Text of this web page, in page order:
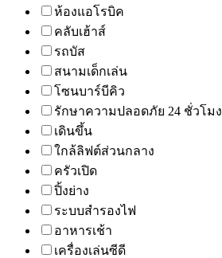
ห้องแอโรบิค
คลับเฮ้าส์
รถบัส
สนามเด็กเล่น
โซนบาร์บีคิว
รักษาความปลอดภัย 24 ชั่วโมง
เดินขึ้น
ใกล้ลิฟต์ส่วนกลาง
ครัวเปิด
ปิ้งย่าง
ระบบสำรองไฟ
อาหารเช้า
เครื่องเล่นซีดี